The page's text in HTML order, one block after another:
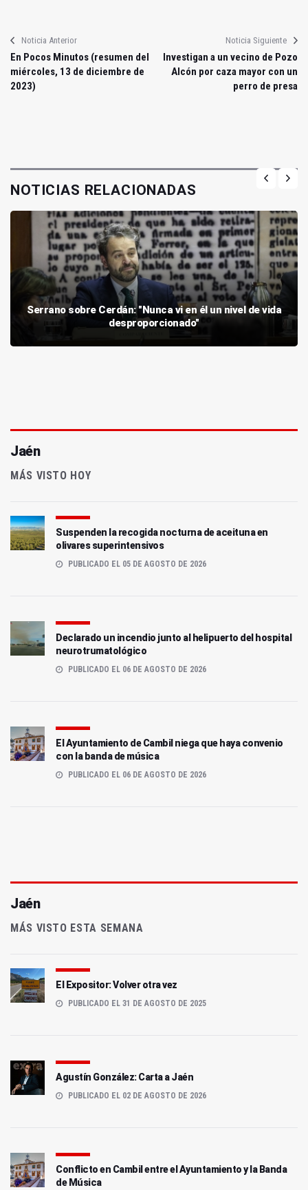
Noticia Anterior
En Pocos Minutos (resumen del
miércoles, 13 de diciembre de
2023)
Noticia Siguiente
Investigan a un vecino de Pozo
Alcón por caza mayor con un
perro de presa
NOTICIAS RELACIONADAS
Serrano sobre Cerdán: "Nunca vi en él un nivel de vida
desproporcionado"
Jaén
MÁS VISTO HOY
Suspenden la recogida nocturna de aceituna en
olivares superintensivos
PUBLICADO EL 05 DE AGOSTO DE 2026
Declarado un incendio junto al helipuerto del hospital
neurotrumatológico
PUBLICADO EL 06 DE AGOSTO DE 2026
El Ayuntamiento de Cambil niega que haya convenio
con la banda de música
PUBLICADO EL 06 DE AGOSTO DE 2026
Jaén
MÁS VISTO ESTA SEMANA
El Expositor: Volver otra vez
PUBLICADO EL 31 DE AGOSTO DE 2025
Agustín González: Carta a Jaén
PUBLICADO EL 02 DE AGOSTO DE 2026
Conflicto en Cambil entre el Ayuntamiento y la Banda
de Música